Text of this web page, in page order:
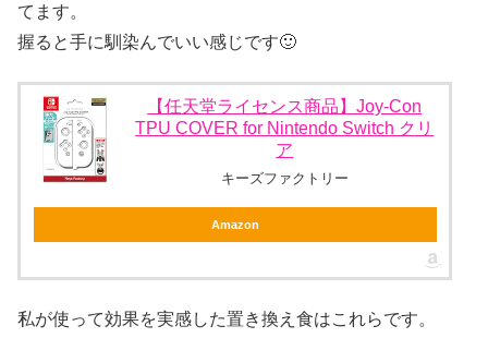
てます。
握ると手に馴染んでいい感じです🙂
【任天堂ライセンス商品】Joy-Con
TPU COVER for Nintendo Switch クリ
ア
キーズファクトリー
Amazon
私が使って効果を実感した置き換え食はこれらです。